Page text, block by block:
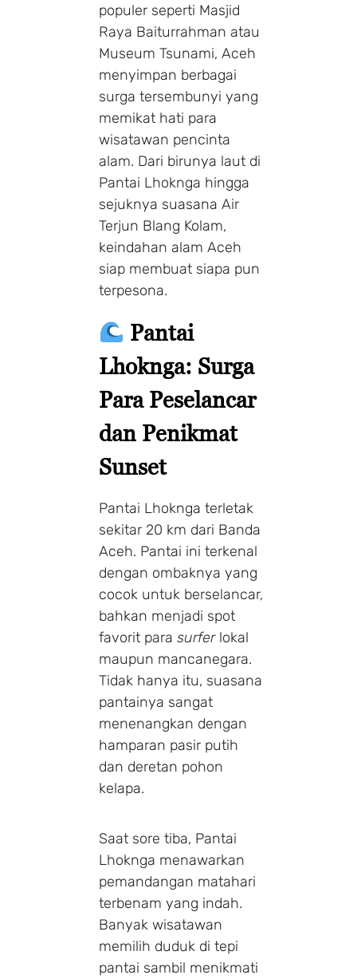
populer seperti Masjid
Raya Baiturrahman atau
Museum Tsunami, Aceh
menyimpan berbagai
surga tersembunyi yang
memikat hati para
wisatawan pencinta
alam. Dari birunya laut di
Pantai Lhoknga hingga
sejuknya suasana Air
Terjun Blang Kolam,
keindahan alam Aceh
siap membuat siapa pun
terpesona.
Pantai
Lhoknga: Surga
Para Peselancar
dan Penikmat
Sunset
Pantai Lhoknga terletak
sekitar 20 km dari Banda
Aceh. Pantai ini terkenal
dengan ombaknya yang
cocok untuk berselancar,
bahkan menjadi spot
favorit para surferlokal
maupun mancanegara.
Tidak hanya itu, suasana
pantainya sangat
menenangkan dengan
hamparan pasir putih
dan deretan pohon
kelapa.
Saat sore tiba, Pantai
Lhoknga menawarkan
pemandangan matahari
terbenam yang indah.
Banyak wisatawan
memilih duduk di tepi
pantai sambil menikmati